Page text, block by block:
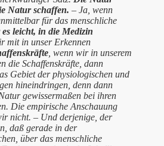
Natur schaffen. – Ja, wenn
für das menschliche
leicht, in die Medizin
mit in unser Erkennen
, wenn wir in unserem
die Schaffenskräfte, dann
Gebiet der physiologischen und
hineindringen, denn dann
gewissermaßen bei ihren
Die empirische Anschauung
nicht. – Und derjenige, der
daß gerade in der
über das menschliche